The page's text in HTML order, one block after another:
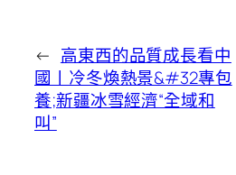
← 高東西的品質成長看中
國丨冷冬煥熱景&#32專包
養;新疆冰雪經濟“全域和
叫”